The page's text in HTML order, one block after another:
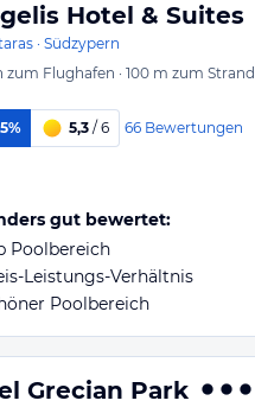
Hotel & Suites
· Südzypern
zum Flughafen · 100 m zum Strand
5,3 / 6 66 Bewertungen
gut bewertet:
Poolbereich
Leistungs-Verhältnis
Poolbereich
Grecian Park